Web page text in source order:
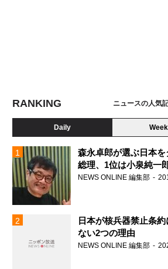
RANKING ニュースの人気
Daily
森永卓郎が選ぶ日本を
総理、1位は小泉純一
NEWS ONLINE 編集部
日本が核兵器禁止条
ない2つの理由
NEWS ONLINE 編集部